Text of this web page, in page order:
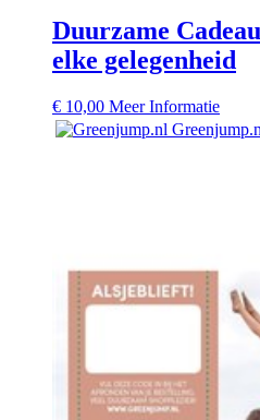
Duurzame
elke gelegenheid
€ 10,00 Meer Informatie